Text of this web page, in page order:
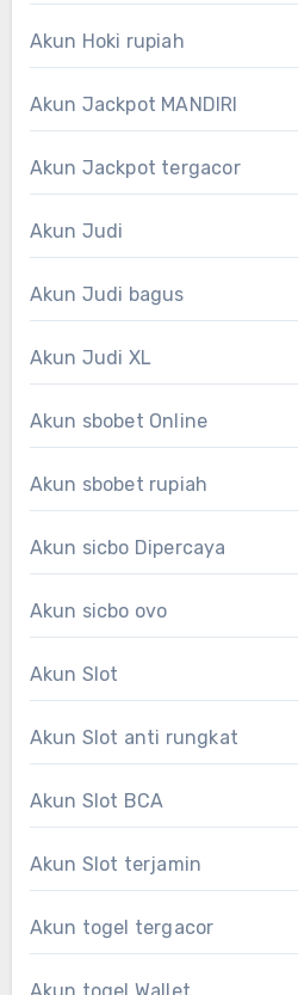
Akun Hoki rupiah
Akun Jackpot MANDIRI
Akun Jackpot tergacor
Akun Judi
Akun Judi bagus
Akun Judi XL
Akun sbobet Online
Akun sbobet rupiah
Akun sicbo Dipercaya
Akun sicbo ovo
Akun Slot
Akun Slot anti rungkat
Akun Slot BCA
Akun Slot terjamin
Akun togel tergacor